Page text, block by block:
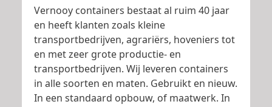
Vernooy containers bestaat al ruim 40 jaar
en heeft klanten zoals kleine
transportbedrijven, agrariërs, hoveniers tot
en met zeer grote productie- en
transportbedrijven. Wij leveren containers
in alle soorten en maten. Gebruikt en nieuw.
In een standaard opbouw, of maatwerk. In